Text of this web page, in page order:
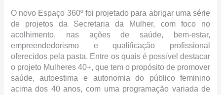
O novo Espaço 360º foi projetado para abrigar uma série
de projetos da Secretaria da Mulher, com foco no
acolhimento, nas ações de saúde, bem-estar,
empreendedorismo e qualificação profissional
oferecidos pela pasta. Entre os quais é possível destacar
o projeto Mulheres 40+, que tem o propósito de promover
saúde, autoestima e autonomia do público feminino
acima dos 40 anos, com uma programação variada de